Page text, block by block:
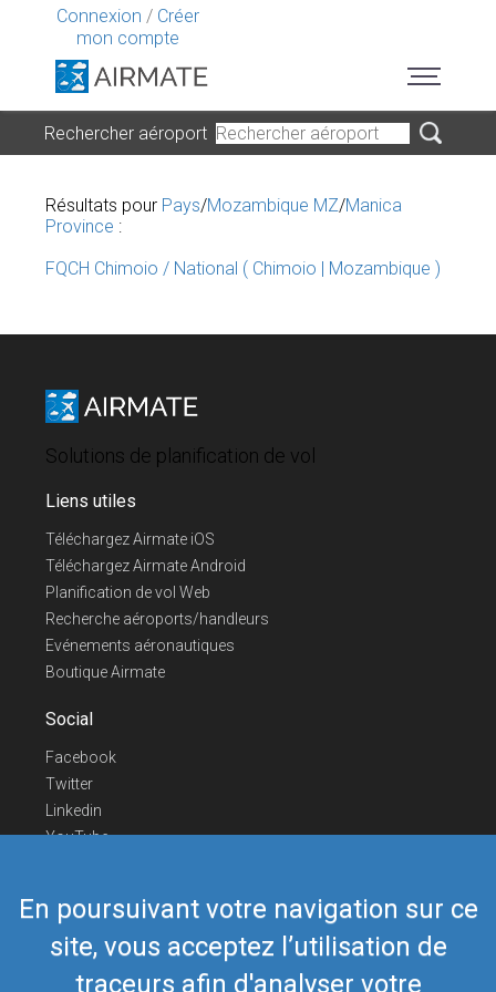
Connexion / Créer
mon compte
En poursuivant votre navigation sur ce
site, vous acceptez l’utilisation de
traceurs afin d'analyser votre
Rechercher aéroport
Résultats pour Pays/Mozambique MZ/Manica
Province :
FQCH Chimoio / National ( Chimoio | Mozambique )
Solutions de planification de vol
Liens utiles
Téléchargez Airmate iOS
Téléchargez Airmate Android
Planification de vol Web
Recherche aéroports/handleurs
Evénements aéronautiques
Boutique Airmate
Social
Facebook
Twitter
Linkedin
YouTube
Nous contacter
Téléphone Europe+352 26441835
Téléphone US/Canada418-592-8862